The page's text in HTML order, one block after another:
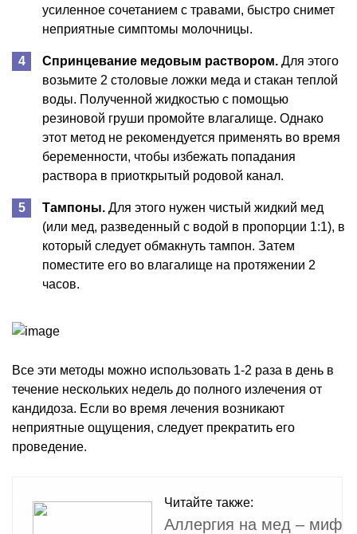
усиленное сочетанием с травами, быстро снимет
неприятные симптомы молочницы.
Спринцевание медовым раствором. Для этого
возьмите 2 столовые ложки меда и стакан теплой
воды. Полученной жидкостью с помощью
резиновой груши промойте влагалище. Однако
этот метод не рекомендуется применять во время
беременности, чтобы избежать попадания
раствора в приоткрытый родовой канал.
Тампоны. Для этого нужен чистый жидкий мед
(или мед, разведенный с водой в пропорции 1:1), в
который следует обмакнуть тампон. Затем
поместите его во влагалище на протяжении 2
часов.
Все эти методы можно использовать 1-2 раза в день в
течение нескольких недель до полного излечения от
кандидоза. Если во время лечения возникают
неприятные ощущения, следует прекратить его
проведение.
Читайте также:
Аллергия на мед – миф